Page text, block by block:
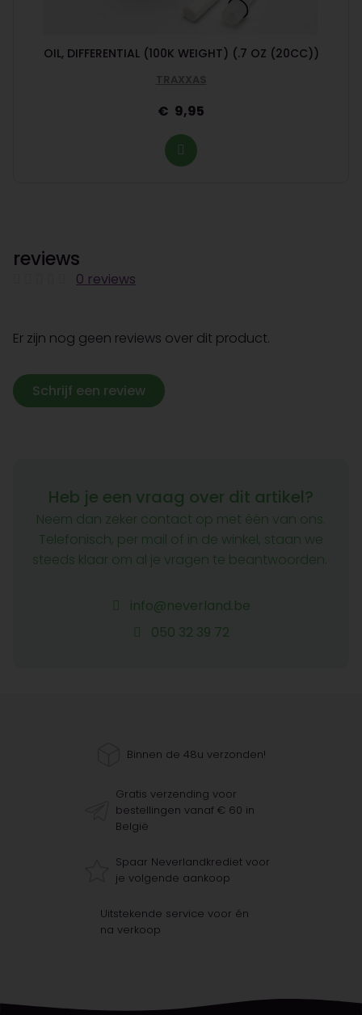
OIL, DIFFERENTIAL (100K WEIGHT) (.7 OZ (20CC))
TRAXXAS
9,95
reviews
0 reviews
Er zijn nog geen reviews over dit product.
Schrijf een review
Heb je een vraag over dit artikel?
Neem dan zeker contact op met één van ons.
Telefonisch, per mail of in de winkel, staan we
steeds klaar om al je vragen te beantwoorden.
info@neverland.be
050 32 39 72
Binnen de 48u verzonden!
Gratis verzending voor
bestellingen vanaf € 60 in
België
Spaar Neverlandkrediet voor
je volgende aankoop
Uitstekende service voor én
na verkoop